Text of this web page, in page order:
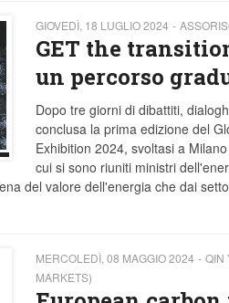
GIOVEDÌ, 18 LUGLIO 2024
GET the
un percorso
Dopo tre giorni di dibattiti,
conclusa la prima edizione del
Exhibition 2024, svoltasi a
cui si sono riuniti ministri
del valore dell'energia che dai
MERCOLEDÌ, 08 MAGGIO 2024
QIN
MARKETS)